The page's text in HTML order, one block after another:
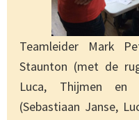
Teamleider Mark
Staunton (met de
Luca, Thijmen en
(Sebastiaan Janse,